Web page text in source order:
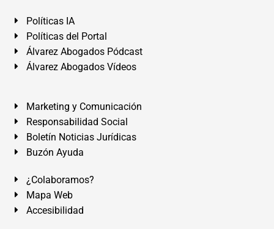
Políticas IA
Políticas del Portal
Álvarez Abogados Pódcast
Álvarez Abogados Vídeos
Marketing y Comunicación
Responsabilidad Social
Boletín Noticias Jurídicas
Buzón Ayuda
¿Colaboramos?
Mapa Web
Accesibilidad